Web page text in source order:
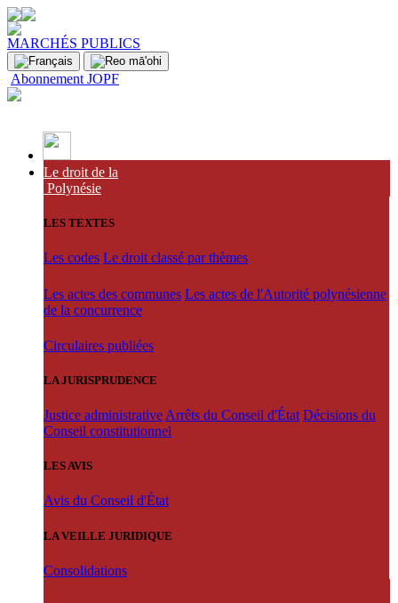
MARCHÉS PUBLICS
Abonnement JOPF
Le droit de la
Polynésie
LES TEXTES
Les codes Le droit classé par thèmes
Les actes des communes Les actes de l'Autorité polynésienne
de la concurrence
Circulaires publiées
LA JURISPRUDENCE
Justice administrative Arrêts du Conseil d'État Décisions du
Conseil constitutionnel
LES AVIS
Avis du Conseil d'État
LA VEILLE JURIDIQUE
Consolidations